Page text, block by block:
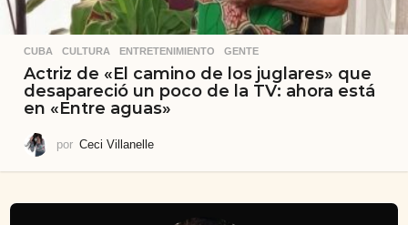
CUBA ,CULTURA ,ENTRETENIMIENTO ,GENTE
Actriz de «El camino de los juglares» que
desapareció un poco de la TV: ahora está
en «Entre aguas»
por Ceci Villanelle